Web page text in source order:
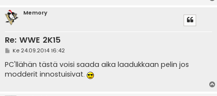
Memory
Re: WWE 2K15
V
e
s
t
Ke 24.09.2014 16:42
PC'llähän tästä voisi saada aika laadukkaan pelin jos
modderit innostuisivat.